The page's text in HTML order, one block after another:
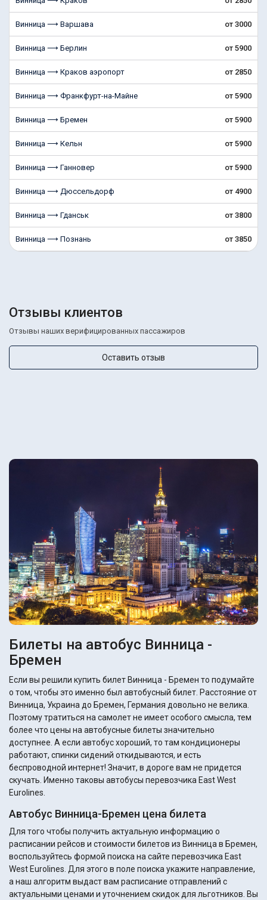
Винница ⟶ Варшава от 3000
Винница ⟶ Берлин от 5900
Винница ⟶ Краков аэропорт от 2850
Винница ⟶ Франкфурт-на-Майне от 5900
Винница ⟶ Бремен от 5900
Винница ⟶ Кельн от 5900
Винница ⟶ Ганновер от 5900
Винница ⟶ Дюссельдорф от 4900
Винница ⟶ Гданськ от 3800
Винница ⟶ Познань от 3850
Отзывы клиентов
Отзывы наших верифицированных пассажиров
Оставить отзыв
Билеты на автобус Винница -
Бремен
Если вы решили купить билет Винница - Бремен то подумайте
о том, чтобы это именно был автобусный билет. Расстояние от
Винница, Украина до Бремен, Германия довольно не велика.
Поэтому тратиться на самолет не имеет особого смысла, тем
более что цены на автобусные билеты значительно
доступнее. А если автобус хороший, то там кондиционеры
работают, спинки сидений откидываются, и есть
беспроводной интернет! Значит, в дороге вам не придется
скучать. Именно таковы автобусы перевозчика East West
Eurolines.
Автобус Винница-Бремен цена билета
Для того чтобы получить актуальную информацию о
расписании рейсов и стоимости билетов из Винница в Бремен,
воспользуйтесь формой поиска на сайте перевозчика East
West Eurolines. Для этого в поле поиска укажите направление,
а наш алгоритм выдаст вам расписание отправлений с
актуальными ценами и уточнением скидок для льготников. Вы